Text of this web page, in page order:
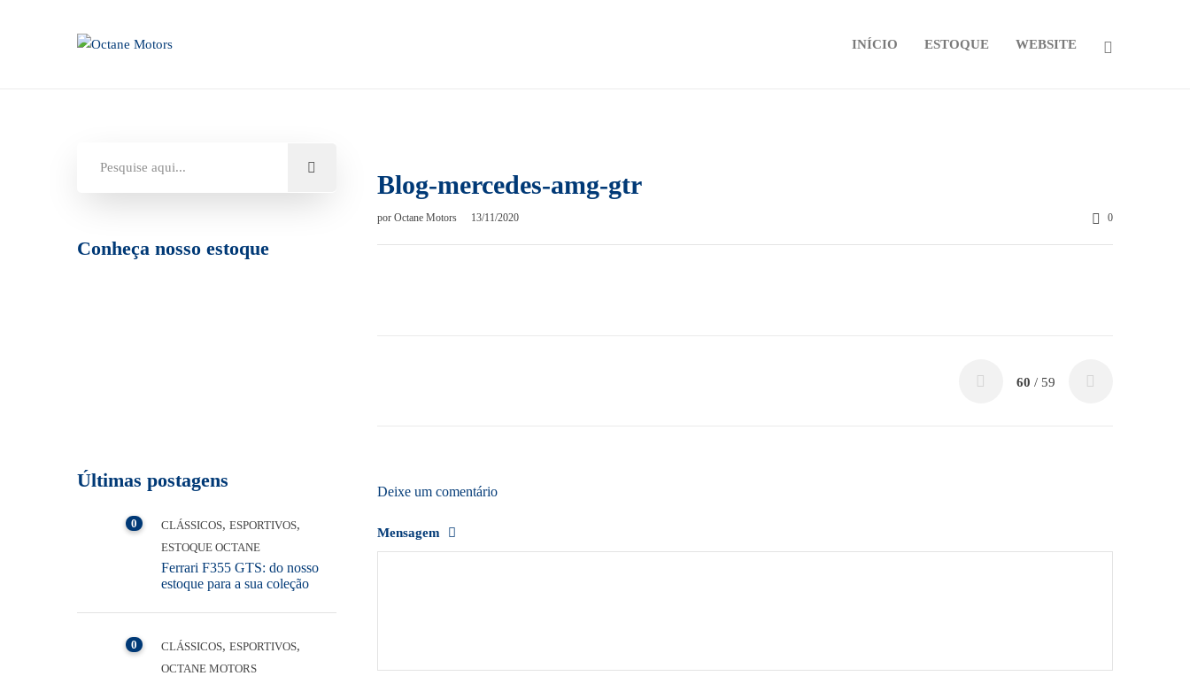
INÍCIO ESTOQUE WEBSITE
Blog-mercedes-amg-gtr
porOctane Motors 13/11/2020 0
60 / 59
Deixe um comentário
Mensagem
Conheça nosso estoque
Últimas postagens
0 CLÁSSICOS, ESPORTIVOS,
ESTOQUE OCTANE
Ferrari F355 GTS: do nosso
estoque para a sua coleção
0 CLÁSSICOS, ESPORTIVOS,
OCTANE MOTORS